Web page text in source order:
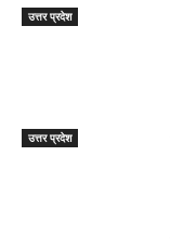
उत्तर प्रदेश
उत्तर प्रदेश